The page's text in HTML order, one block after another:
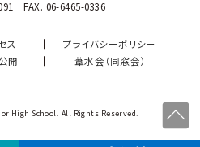
FAX. 06-6465-0336
ス
プライバシーポリシー
開
葦水会（同窓会）
High School. All Rights Reserved.